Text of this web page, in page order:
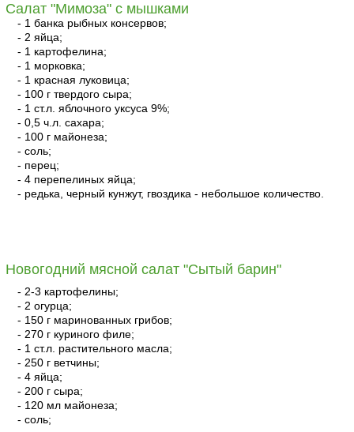
Салат "Мимоза" с мышками
- 1 банка рыбных консервов;
- 2 яйца;
- 1 картофелина;
- 1 морковка;
- 1 красная луковица;
- 100 г твердого сыра;
- 1 ст.л. яблочного уксуса 9%;
- 0,5 ч.л. сахара;
- 100 г майонеза;
- соль;
- перец;
- 4 перепелиных яйца;
- редька, черный кунжут, гвоздика - небольшое количество.
Новогодний мясной салат "Сытый барин"
- 2-3 картофелины;
- 2 огурца;
- 150 г маринованных грибов;
- 270 г куриного филе;
- 1 ст.л. растительного масла;
- 250 г ветчины;
- 4 яйца;
- 200 г сыра;
- 120 мл майонеза;
- соль;